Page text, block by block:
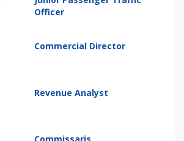
Officer
Commercial Director
Revenue Analyst